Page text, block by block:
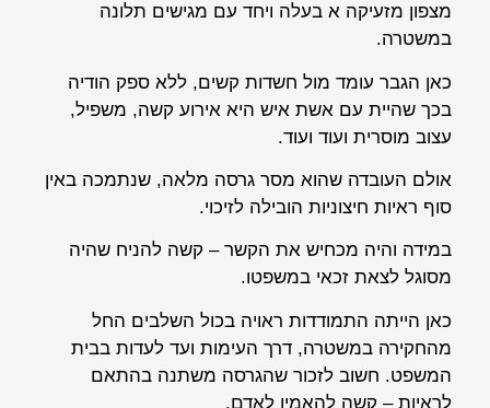
מצפון מזעיקה א בעלה ויחד עם מגישים תלונה
במשטרה.
כאן הגבר עומד מול חשדות קשים, ללא ספק הודיה
בכך שהיית עם אשת איש היא אירוע קשה, משפיל,
עצוב מוסרית ועוד ועוד.
אולם העובדה שהוא מסר גרסה מלאה, שנתמכה באין
סוף ראיות חיצוניות הובילה לזיכוי.
במידה והיה מכחיש את הקשר – קשה להניח שהיה
מסוגל לצאת זכאי במשפטו.
כאן הייתה התמודדות ראויה בכול השלבים החל
מהחקירה במשטרה, דרך העימות ועד לעדות בבית
המשפט. חשוב לזכור שהגרסה משתנה בהתאם
לראיות – קשה להאמין לאדם.